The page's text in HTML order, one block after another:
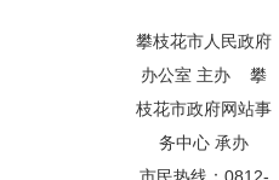
攀枝花市人民政府
办公室 主办 攀
枝花市政府网站事
务中心 承办